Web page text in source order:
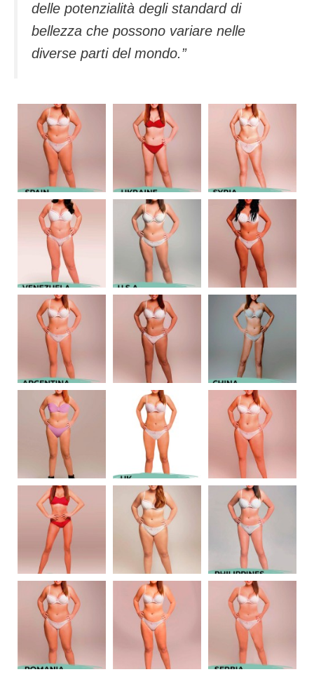
delle potenzialità degli standard di
bellezza che possono variare nelle
diverse parti del mondo.”